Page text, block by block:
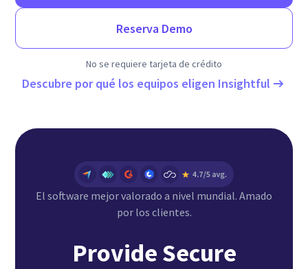
Reserva Demo
No se requiere tarjeta de crédito
Descubre por qué los equipos eligen Insightful
El software mejor valorado a nivel mundial. Amado
por los clientes.
Provide Secure